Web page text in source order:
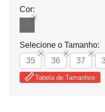
Cor:
Selecione o Tamanho:
35
36 37
Tabela de Tamanhos